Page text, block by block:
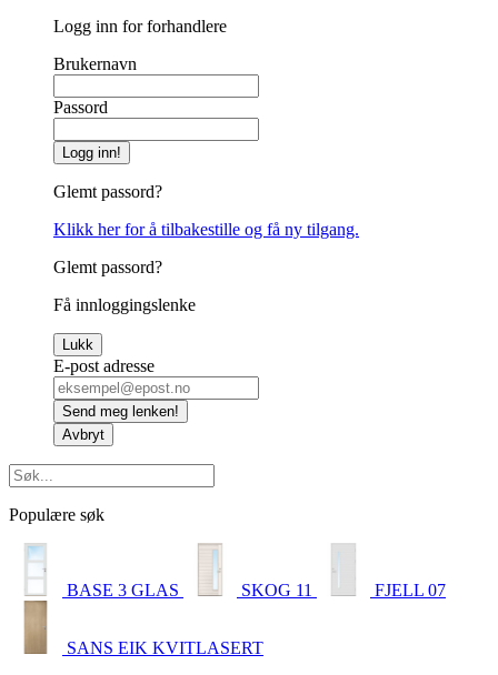
Logg inn for forhandlere
Brukernavn
Passord
Logg inn!
Glemt passord?
Klikk her for å tilbakestille og få ny tilgang.
Glemt passord?
Få innloggingslenke
Lukk
E-post adresse
Send meg lenken!
Avbryt
Populære søk
BASE 3 GLAS SKOG 11 FJELL 07
SANS EIK KVITLASERT